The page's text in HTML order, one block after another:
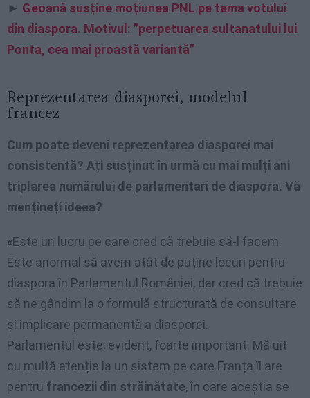
► Geoană susține moțiunea PNL pe tema votului
din diaspora. Motivul: ”perpetuarea sultanatului lui
Ponta, cea mai proastă variantă”
Reprezentarea diasporei, modelul
francez
Cum poate deveni reprezentarea diasporei mai
consistentă? Ați susținut în urmă cu mai mulți ani
triplarea numărului de parlamentari de diaspora. Vă
mențineți ideea?
«Este un lucru pe care cred că trebuie să-l facem.
Este anormal să avem atât de puține locuri pentru
diaspora în Parlamentul României, dar cred că trebuie
să ne gândim la o formulă structurată de consultare
și implicare permanentă a diasporei.
Parlamentul este, evident, foarte important. Mă uit
cu multă atenție la un sistem pe care Franța îl are
pentru francezii din străinătate, în care aceștia se